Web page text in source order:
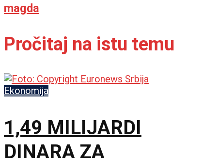
magda
Pročitaj na istu temu
Ekonomija
1,49 MILIJARDI
DINARA ZA